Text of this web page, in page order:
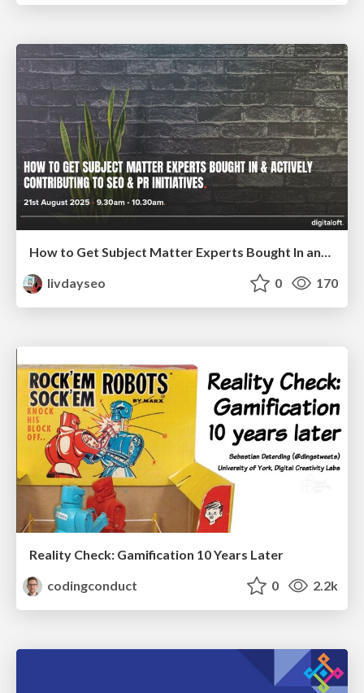
How to Get Subject Matter Experts Bought In and Actively Contributing to SEO & PR Initiatives.
livdayseo
0 170
Reality Check: Gamification 10 Years Later
codingconduct
0 2.2k